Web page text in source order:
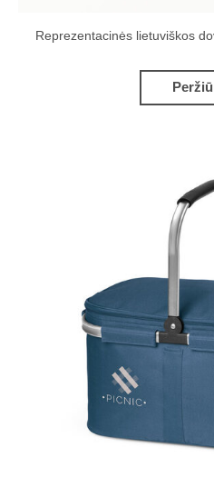
Reprezentacinės lietuviškos